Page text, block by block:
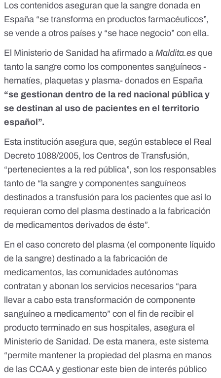
Los contenidos aseguran que la sangre donada en
España “se transforma en productos farmacéuticos”,
se vende a otros países y “se hace negocio” con ella.
El Ministerio de Sanidad ha afirmado a Maldita.es que
tanto la sangre como los componentes sanguíneos -
hematíes, plaquetas y plasma- donados en España
“se gestionan dentro de la red nacional pública y
se destinan al uso de pacientes en el territorio
español”.
Esta institución asegura que, según establece el Real
Decreto 1088/2005, los Centros de Transfusión,
“pertenecientes a la red pública”, son los responsables
tanto de “la sangre y componentes sanguíneos
destinados a transfusión para los pacientes que así lo
requieran como del plasma destinado a la fabricación
de medicamentos derivados de éste”.
En el caso concreto del plasma (el componente líquido
de la sangre) destinado a la fabricación de
medicamentos, las comunidades autónomas
contratan y abonan los servicios necesarios “para
llevar a cabo esta transformación de componente
sanguíneo a medicamento” con el fin de recibir el
producto terminado en sus hospitales, asegura el
Ministerio de Sanidad. De esta manera, este sistema
“permite mantener la propiedad del plasma en manos
de las CCAA y gestionar este bien de interés público